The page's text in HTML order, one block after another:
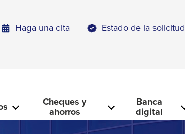
Haga una cita Estado de la solicitud
Cheques y
ahorros
Banca
digital